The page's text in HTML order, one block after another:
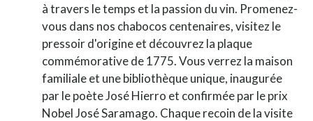
à travers le temps et la passion du vin. Promenez-
vous dans nos chabocos centenaires, visitez le
pressoir d'origine et découvrez la plaque
commémorative de 1775. Vous verrez la maison
familiale et une bibliothèque unique, inaugurée
par le poète José Hierro et confirmée par le prix
Nobel José Saramago. Chaque recoin de la visite